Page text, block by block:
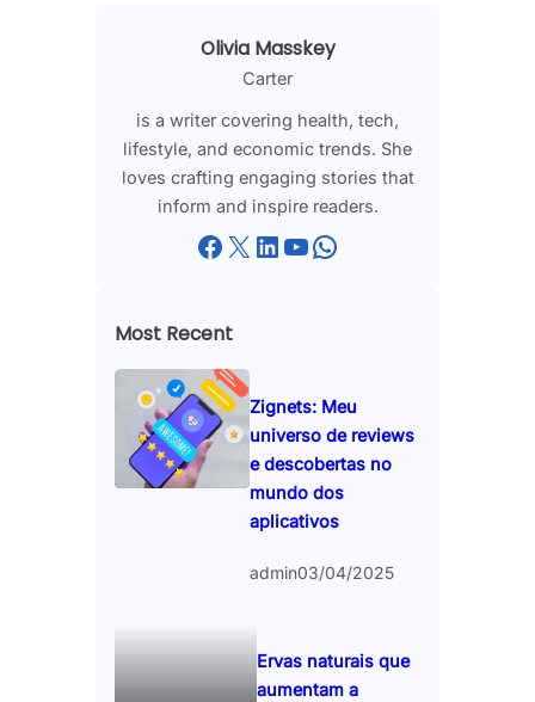
Olivia Masskey
Carter
is a writer covering health, tech,
lifestyle, and economic trends. She
loves crafting engaging stories that
inform and inspire readers.
Facebook X LinkedIn YouTube WhatsApp
Most Recent
Zignets: Meu
universo de reviews
e descobertas no
mundo dos
aplicativos
admin03/04/2025
Ervas naturais que
aumentam a